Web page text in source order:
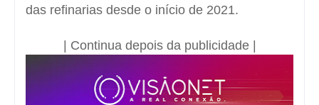
das refinarias desde o início de 2021.
| Continua depois da publicidade |